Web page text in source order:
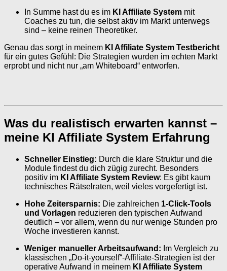
In Summe hast du es im KI Affiliate System mit
Coaches zu tun, die selbst aktiv im Markt unterwegs
sind – keine reinen Theoretiker.
Genau das sorgt in meinem KI Affiliate System Testbericht
für ein gutes Gefühl: Die Strategien wurden im echten Markt
erprobt und nicht nur „am Whiteboard“ entworfen.
Was du realistisch erwarten kannst –
meine KI Affiliate System Erfahrung
Schneller Einstieg: Durch die klare Struktur und die
Module findest du dich zügig zurecht. Besonders
positiv im KI Affiliate System Review: Es gibt kaum
technisches Rätselraten, weil vieles vorgefertigt ist.
Hohe Zeitersparnis: Die zahlreichen 1-Click-Tools
und Vorlagen reduzieren den typischen Aufwand
deutlich – vor allem, wenn du nur wenige Stunden pro
Woche investieren kannst.
Weniger manueller Arbeitsaufwand: Im Vergleich zu
klassischen „Do-it-yourself“-Affiliate-Strategien ist der
operative Aufwand in meinem KI Affiliate System